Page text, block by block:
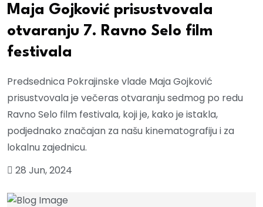
Maja Gojković prisustvovala
otvaranju 7. Ravno Selo film
festivala
Predsednica Pokrajinske vlade Maja Gojković
prisustvovala je večeras otvaranju sedmog po redu
Ravno Selo film festivala, koji je, kako je istakla,
podjednako značajan za našu kinematografiju i za
lokalnu zajednicu.
28 Jun, 2024